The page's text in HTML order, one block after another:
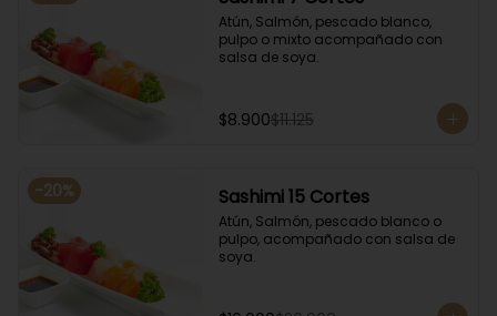
Atún, Salmón, pescado blanco,
pulpo o mixto acompañado con
salsa de soya.
$8.900$11.125
-20% Sashimi 15 Cortes
Atún, Salmón, pescado blanco o
pulpo, acompañado con salsa de
soya.